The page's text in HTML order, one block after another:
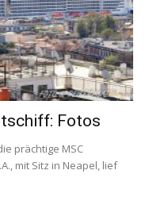
Fotos
prächtige MSC
mit Sitz in Neapel, lief